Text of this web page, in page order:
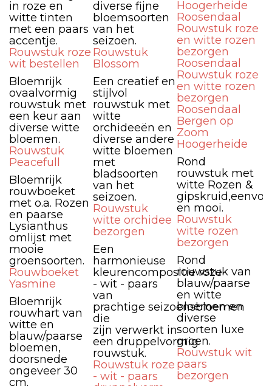
in roze en
witte tinten
met een paars
accentje.
Rouwstuk roze
wit bestellen
Bloemrijk
ovaalvormig
rouwstuk met
een keur aan
diverse witte
bloemen.
Rouwstuk
Peacefull
Bloemrijk
rouwboeket
met o.a. Rozen
en paarse
Lysianthus
omlijst met
mooie
groensoorten.
Rouwboeket
Yasmine
Bloemrijk
rouwhart van
witte en
blauw/paarse
bloemen,
doorsnede
ongeveer 30
cm.
diverse fijne
bloemsoorten
van het
seizoen.
Rouwstuk
Blossom
Een creatief en
stijlvol
rouwstuk met
witte
orchideeën en
diverse andere
witte bloemen
met
bladsoorten
van het
seizoen.
Rouwstuk
witte orchidee
bezorgen
Een
harmonieuse
kleurencompositie roze
- wit - paars
van
prachtige seizoensbloemen
die
zijn verwerkt in
een druppelvormig
rouwstuk.
Rouwstuk roze
- wit - paars
Hoogerheide
Roosendaal
Rouwstuk roze
en witte rozen
bezorgen
Roosendaal
Rouwstuk roze
en witte rozen
bezorgen
Roosendaal
Bergen op
Zoom
Hoogerheide
Rond
rouwstuk met
witte Rozen &
en mooi.
Rouwstuk
witte rozen
bezorgen
Rond
rouwstuk van
blauw/paarse
en witte
bloemen en
diverse
soorten luxe
groen.
Rouwstuk wit
paars
bezorgen